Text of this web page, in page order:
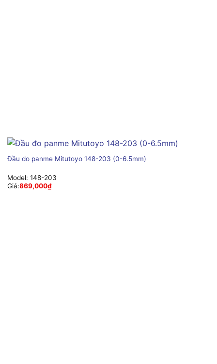
Đầu đo panme Mitutoyo 148-203 (0-6.5mm)
Model: 148-203
Giá:869,000₫